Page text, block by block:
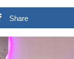
Share